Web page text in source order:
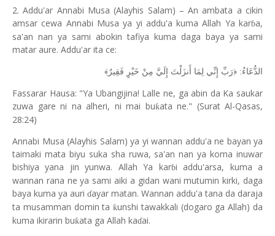
2. Addu'ar Annabi Musa (Alayhis Salam) – An ambata a cikin
amsar cewa Annabi Musa ya yi addu'a kuma Allah Ya karɓa,
sa'an nan ya sami abokin tafiya kuma daga baya ya sami
matar aure. Addu'ar ita ce:
الدُّعَاءُ: ﴿رَبِّ إِنِّي لِمَا أَنزَلْتَ إِلَيَّ مِنْ خَيْرٍ فَقِيرٌ﴾
Fassarar Hausa: "Ya Ubangijina! Lalle ne, ga abin da Ka saukar
zuwa gare ni na alheri, ni mai buƙata ne." (Surat Al-Qasas,
28:24)
Annabi Musa (Alayhis Salam) ya yi wannan addu'a ne bayan ya
taimaki mata biyu suka sha ruwa, sa'an nan ya koma inuwar
bishiya yana jin yunwa. Allah Ya karɓi addu'arsa, kuma a
wannan rana ne ya sami aiki a gidan wani mutumin kirki, daga
baya kuma ya auri ɗayar matan. Wannan addu'a tana da daraja
ta musamman domin taƙunshi tawakkali (dogaro ga Allah) da
kuma ikirarin buƙata ga Allah kaɗai.